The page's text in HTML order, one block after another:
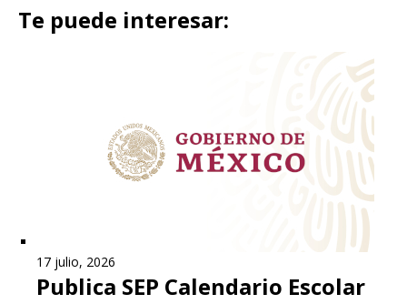
Te puede interesar:
17 julio, 2026
Publica SEP Calendario Escolar